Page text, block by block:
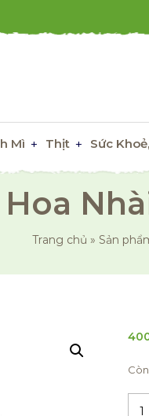
Mì Thịt Sức
Trang chủ » Sản